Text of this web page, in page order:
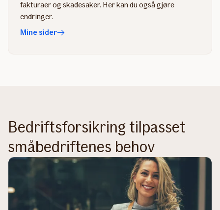
fakturaer og skadesaker. Her kan du også gjøre
endringer.
Mine sider
Bedriftsforsikring tilpasset
småbedriftenes behov